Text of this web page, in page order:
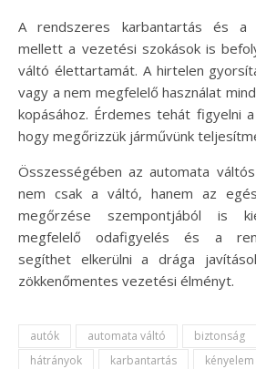
A rendszeres karbantartás és a
mellett a vezetési szokások is
váltó élettartamát. A hirtelen
vagy a nem megfelelő használat
kopásához. Érdemes tehát figyelni
hogy megőrizzük járművünk
Összességében az automata
nem csak a váltó, hanem az
megőrzése szempontjából is
megfelelő odafigyelés és a
segíthet elkerülni a drága
zökkenőmentes vezetési élményt.
autók automata váltó biztonság
hátrányok
karbantartás kényelem